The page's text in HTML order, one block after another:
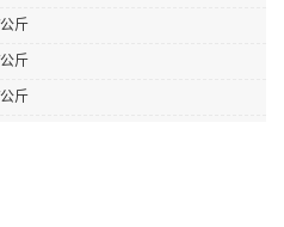
斤
斤
斤